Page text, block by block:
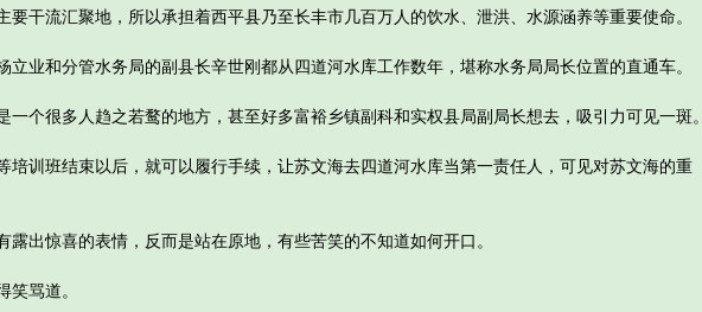
干流汇聚地，所以承担着西平县乃至长丰市几百万人的饮水、泄洪、水源涵养等重要使命。
业和分管水务局的副县长辛世刚都从四道河水库工作数年，堪称水务局局长位置的直通车。
个很多人趋之若鹜的地方，甚至好多富裕乡镇副科和实权县局副局长想去，吸引力可见一斑。
训班结束以后，就可以履行手续，让苏文海去四道河水库当第一责任人，可见对苏文海的重
出惊喜的表情，反而是站在原地，有些苦笑的不知道如何开口。
骂道。